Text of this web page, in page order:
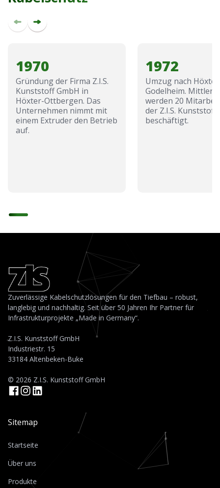
1970
Gründung der Firma Z.I.S.
Kunststoff GmbH in
Höxter-Ottbergen. Das
Unternehmen nimmt mit
einem Extruder den Betrieb
auf.
1972
Umzug nach Höxter
Godelheim.
werden 20
der Z.I.S. Kunststoff
beschäftigt.
Zuverlässige Kabelschutzlösungen für den Tiefbau – robust,
langlebig und nachhaltig. Seit über 50 Jahren Ihr Partner für
Infrastrukturprojekte „Made in Germany“.
Z.I.S. Kunststoff GmbH
Industriestr. 15
33184 Altenbeken-Buke
© 2026 Z.I.S. Kunststoff GmbH
Sitemap
Startseite
Über uns
Produkte